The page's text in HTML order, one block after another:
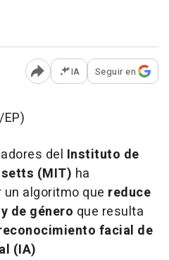
Abrir opciones para
IA Seguir en
del Instituto de
(MIT) ha
algoritmo que reduce
de género que resulta
facial de
(IA)